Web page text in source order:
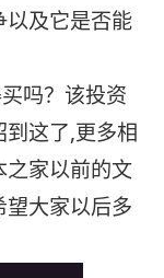
以及它是否能
吗？该投资
这了,更多相
之家以前的文
大家以后多